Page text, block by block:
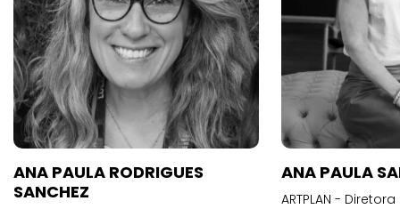
ANA PAULA RODRIGUES
SANCHEZ
ANA PAULA
ARTPLAN -